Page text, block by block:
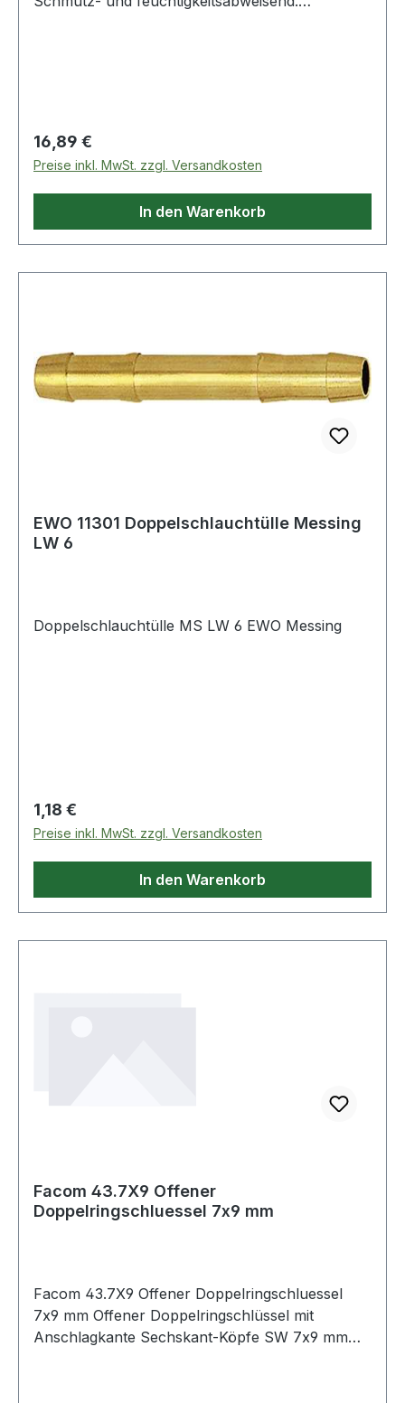
Regulärer Preis:
16,89 €
Preise inkl. MwSt. zzgl. Versandkosten
In den Warenkorb
EWO 11301 Doppelschlauchtülle Messing
LW 6
Doppelschlauchtülle MS LW 6 EWO Messing
Regulärer Preis:
1,18 €
Preise inkl. MwSt. zzgl. Versandkosten
In den Warenkorb
Facom 43.7X9 Offener
Doppelringschluessel 7x9 mm
Facom 43.7X9 Offener Doppelringschluessel
7x9 mm Offener Doppelringschlüssel mit
Anschlagkante Sechskant-Köpfe SW 7x9 mm